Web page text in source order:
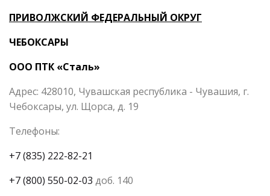
ПРИВОЛЖСКИЙ ФЕДЕРАЛЬНЫЙ ОКРУГ
ЧЕБОКСАРЫ
ООО ПТК «Сталь»
Адрес: 428010, Чувашская республика - Чувашия, г.
Чебоксары, ул. Щорса, д. 19
Телефоны:
+7 (835) 222-82-21
+7 (800) 550-02-03 доб. 140